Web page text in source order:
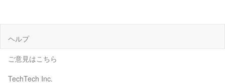
ヘルプ
ご意見はこちら
TechTech Inc.